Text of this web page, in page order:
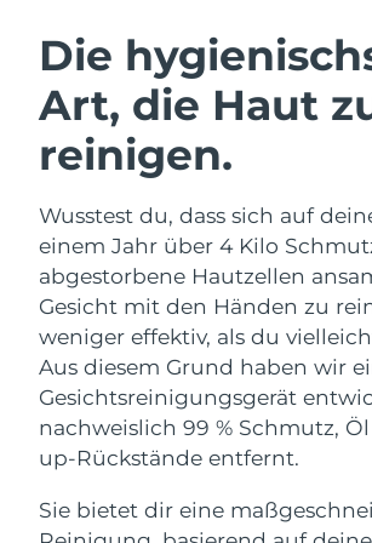
Die
Art, die Haut
reinigen.
Wusstest du, dass sich auf
einem Jahr über 4 Kilo
abgestorbene Hautzellen
Gesicht mit den Händen zu
weniger effektiv, als du
Aus diesem Grund haben wir
Gesichtsreinigungsgerät
nachweislich 99 % Schmutz,
up-Rückstände entfernt.
Sie bietet dir eine
Gesichtsreinigung
Anti-aging massage
LUNA™ 4 Plus
Massage, LED heating
LUNA™ 4 Men
For men, anti-aging
Microcurrent toning
BEAR™ 2 go
Microcurrent toning on-
BEAR™ 2 eyes &
Microcurrent line
Hydratisierung
UFO™ 3 Set
Deep facial hydration
UFO™ 3 LED
device
issa™ 4
Hybrid silicone sonic
issa™ 4 plus
FAQ™ ANTI-AGING-
Anti-aging LED-
NEW
Österreich Erwartete
Bahrain Erwartete
Belgien
Bermuda Erwartete
Bosnien und
Herzegowina
Erwartete
Brunei Darussalam Erwartete
Bulgarien Erwartete